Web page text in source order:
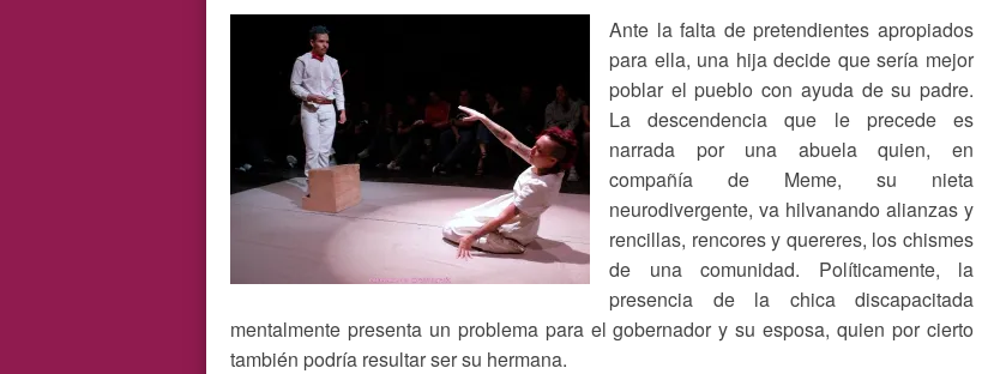
Ante la falta de pretendientes apropiados
para ella, una hija decide que sería mejor
poblar el pueblo con ayuda de su padre.
La descendencia que le precede es
narrada por una abuela quien, en
compañía de Meme, su nieta
neurodivergente, va hilvanando alianzas y
rencillas, rencores y quereres, los chismes
de una comunidad. Políticamente, la
presencia de la chica discapacitada
mentalmente presenta un problema para el gobernador y su esposa, quien por cierto
también podría resultar ser su hermana.